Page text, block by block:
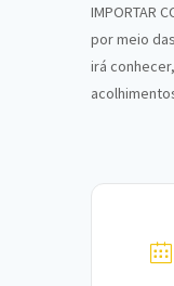
IMPORTAR
por meio
irá